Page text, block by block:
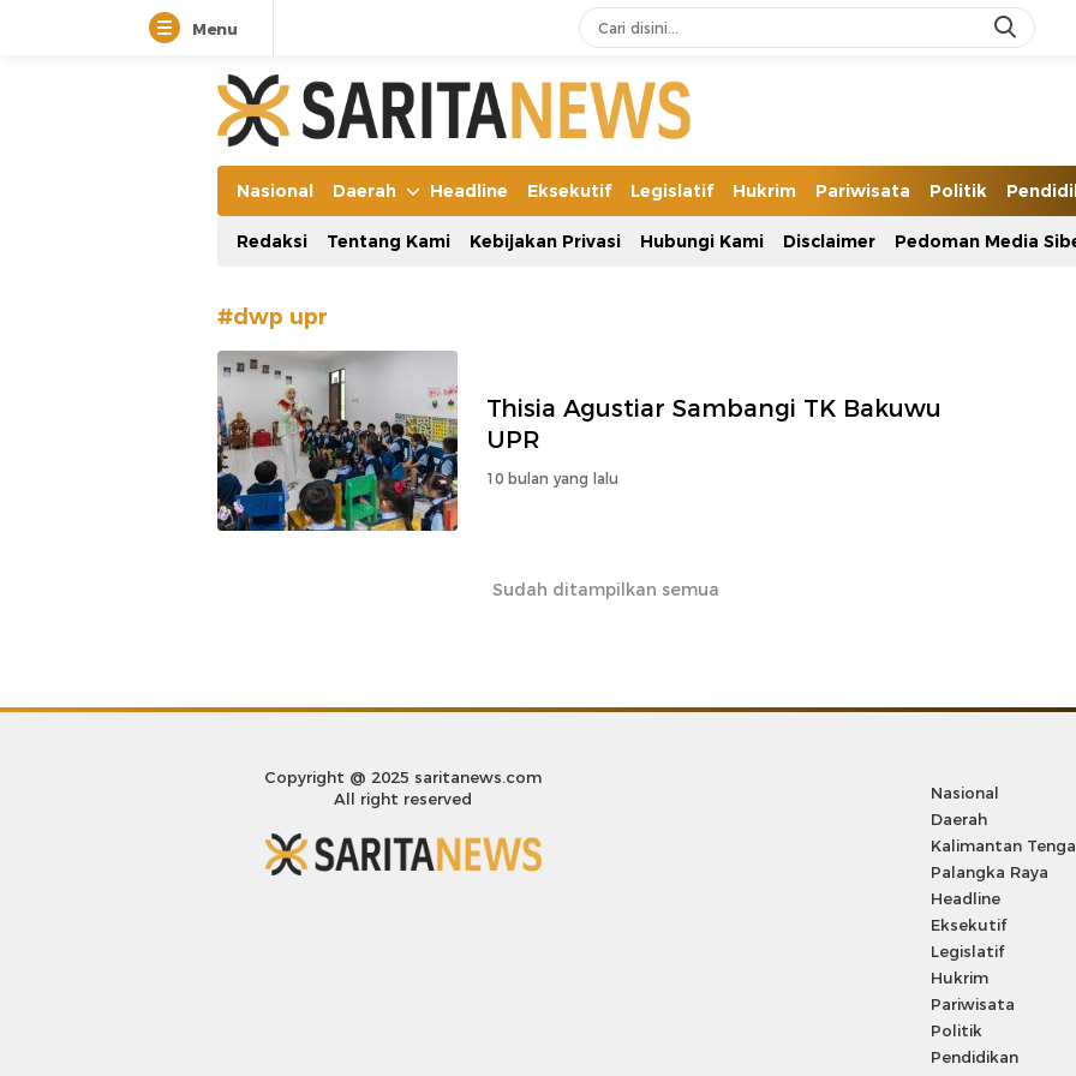
Menu
Manifestasi Arus Kebenaran
Nasional Daerah Headline Eksekutif Legislatif Hukrim Pariwisata Politik
Redaksi Tentang Kami Kebijakan Privasi Hubungi Kami Disclaimer Pedoman Media
#dwp upr
Thisia Agustiar Sambangi TK Bakuwu
UPR
10 bulan yang lalu
Sudah ditampilkan semua
Copyright @ 2025 saritanews.com
All right reserved
Nasional
Daerah
Kalimantan
Palangka Raya
Headline
Eksekutif
Legislatif
Hukrim
Pariwisata
Politik
Pendidikan